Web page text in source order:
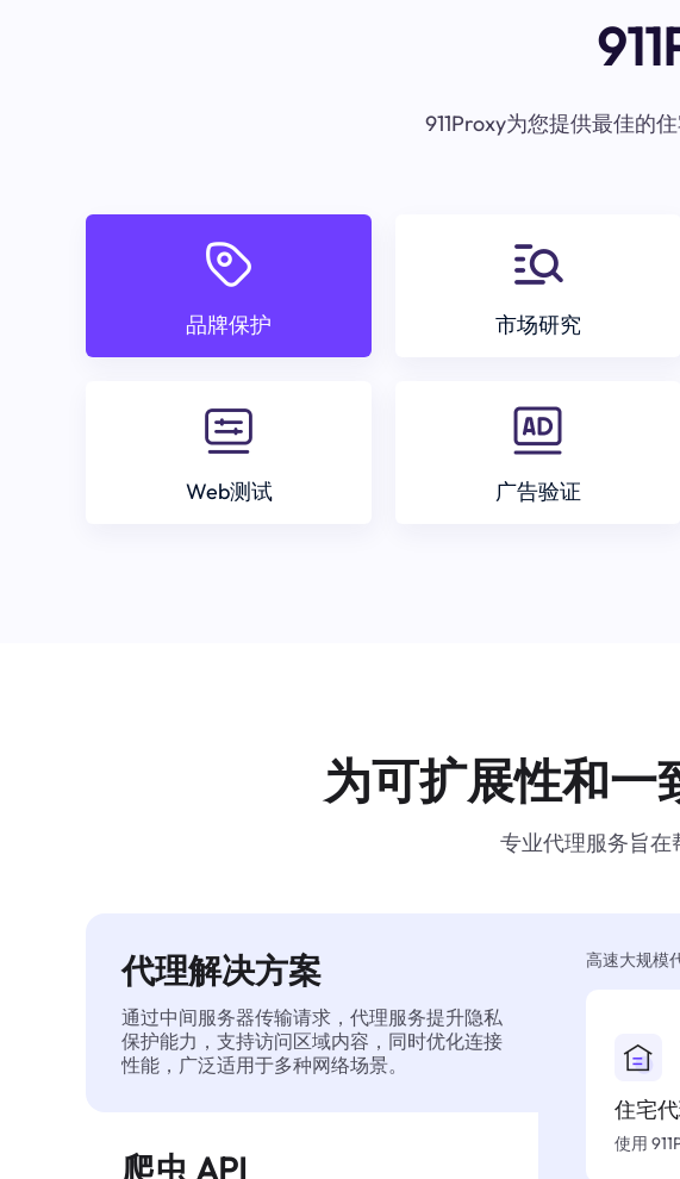
911Proxy为您提供最佳的
品牌保护 市场研究
Web测试 广告验证
为可扩展性和一
专业代理服务旨在
代理解决方案
通过中间服务器传输请求，代理服务提升隐私
保护能力，支持访问区域内容，同时优化连接
性能，广泛适用于多种网络场景。
爬虫 API
高速大规模
住宅
使用